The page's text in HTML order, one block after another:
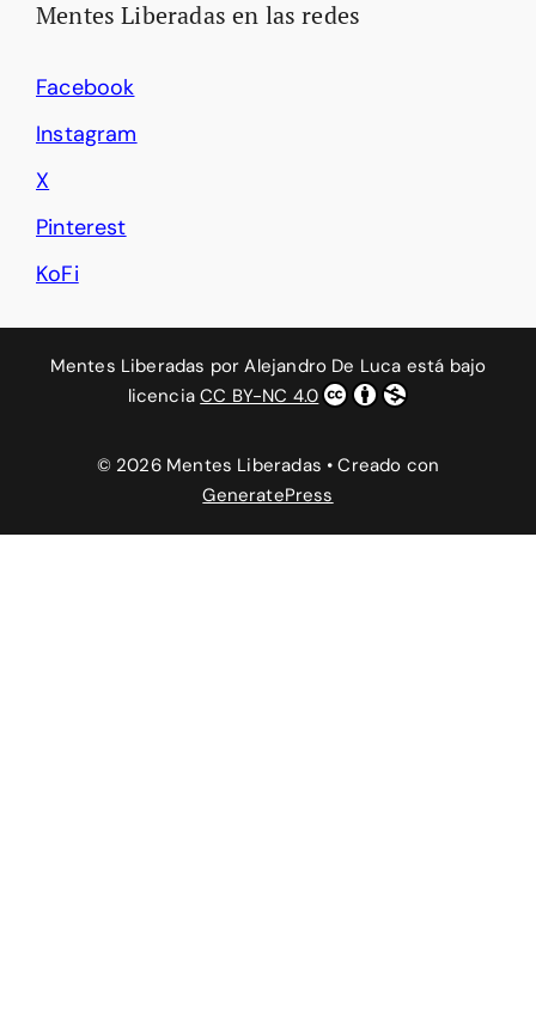
Mentes Liberadas en las redes
Facebook
Instagram
X
Pinterest
KoFi
Mentes Liberadas porAlejandro De Luca está bajo
licenciaCC BY-NC 4.0
© 2026 Mentes Liberadas • Creado con
GeneratePress